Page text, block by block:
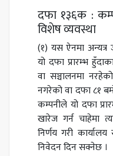
दफा १३६क :
विशेष व्यवस्था
(१) यस ऐनमा
यो दफा प्रारम्भ
वा सञ्चालनमा
नगरेको वा दफा ८१
कम्पनीले यो दफा
खारेज गर्न चाहेमा
निर्णय गरी
निवेदन दिन सक्नेछ ।